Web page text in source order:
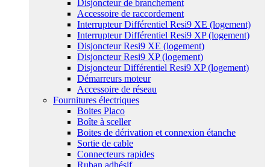
Disjoncteur de branchement
Accessoire de raccordement
Interrupteur Différentiel Resi9 XE (logement)
Interrupteur Différentiel Resi9 XP (logement)
Disjoncteur Resi9 XE (logement)
Disjoncteur Resi9 XP (logement)
Disjoncteur Différentiel Resi9 XP (logement)
Démarreurs moteur
Accessoire de réseau
Fournitures électriques
Boites Placo
Boîte à sceller
Boites de dérivation et connexion étanche
Sortie de cable
Connecteurs rapides
Ruban adhésif